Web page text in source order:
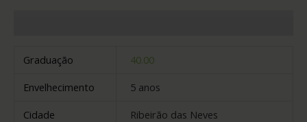
Graduação
40.00
Envelhecimento
5 anos
Cidade
Ribeirão das Neves